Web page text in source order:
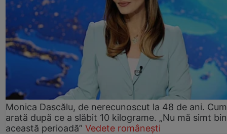
Monica Dascălu, de nerecunoscut la 48 de ani. Cum
arată după ce a slăbit 10 kilograme. „Nu mă simt
această perioadă” Vedete românești